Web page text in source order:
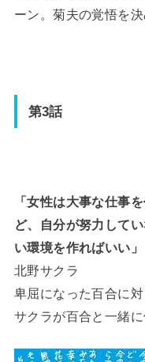
ーン。菊夫の覚悟を
第3話
「女性は大事な仕事
ど、自分が努力して
い環境を作ればいい」
北野サクラ
卑屈になった百合に
サクラが百合と一緒